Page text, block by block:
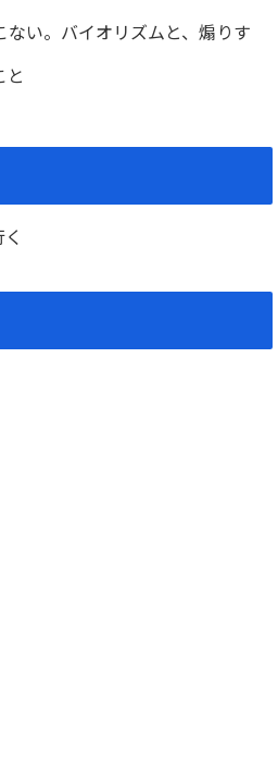
ない。バイオリズムと、煽りす
と